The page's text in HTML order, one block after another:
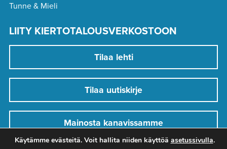
Tunne & Mieli
LIITY KIERTOTALOUSVERKOSTOON
Tilaa lehti
Tilaa uutiskirje
Mainosta kanavissamme
Käytämme evästeitä. Voit hallita niiden käyttöä asetussivulla.